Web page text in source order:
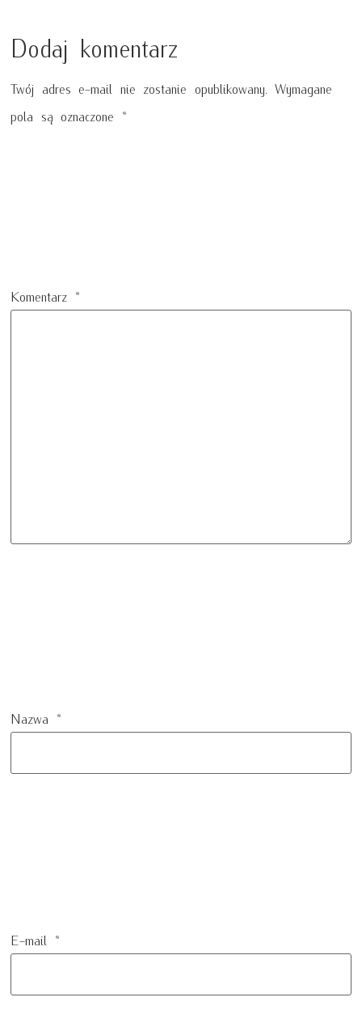
Dodaj komentarz
Twój adres e-mail nie zostanie opublikowany. Wymagane
pola są oznaczone *
Komentarz *
Nazwa *
E-mail *